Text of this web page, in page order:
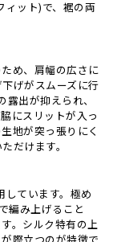
ィット)で、裾の両
め、肩幅の広さに
げがスムーズに行
出が抑えられ、
にスリットが入っ
地が突っ張りにく
だけます。
しています。極め
編み上げること
。シルク特有の上